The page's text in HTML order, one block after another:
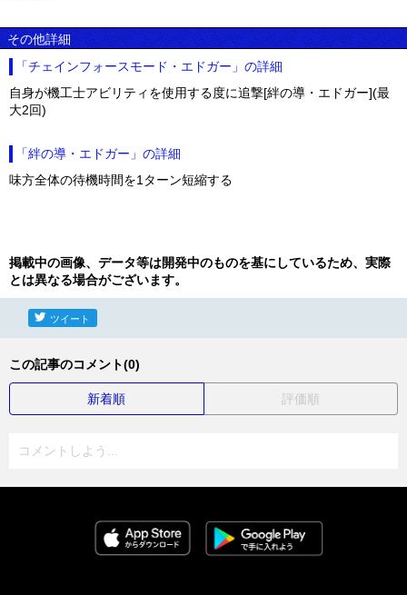
その他詳細
「チェインフォースモード・エドガー」の詳細
自身が機工士アビリティを使用する度に追撃[絆の導・エドガー](最
大2回)
「絆の導・エドガー」の詳細
味方全体の待機時間を1ターン短縮する
掲載中の画像、データ等は開発中のものを基にしているため、実際
とは異なる場合がございます。
ツイート
この記事のコメント(0)
新着順 評価順
コメントしよう...